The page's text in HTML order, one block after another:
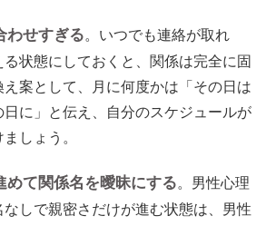
わせすぎる。いつでも連絡が取れ
状態にしておくと、関係は完全に固
案として、月に何度かは「その日は
に」と伝え、自分のスケジュールが
しょう。
めて関係名を曖昧にする。男性心理
しで親密さだけが進む状態は、男性